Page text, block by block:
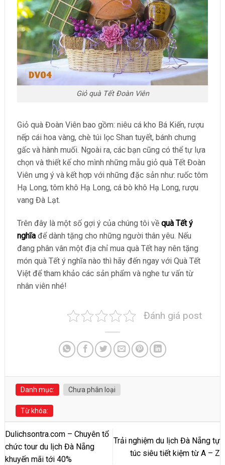
Giỏ quà Tết Đoàn Viên
Giỏ quà Đoàn Viên bao gồm: niêu cá kho Bá Kiến, rượu
nếp cái hoa vàng, chè túi lọc Shan tuyết, bánh chưng
gấc và hành muối. Ngoài ra, các bạn cũng có thể tự lựa
chọn và thiết kế cho mình những mẫu giỏ quà Tết Đoàn
Viên ưng ý và kết hợp với những đặc sản như: ruốc tôm
Hạ Long, tôm khô Hạ Long, cá bò khô Hạ Long, rượu
vang Đà Lạt.
Trên đây là một số gợi ý của chúng tôi về quà Tết ý
nghĩađể dành tặng cho những người thân yêu. Nếu
đang phân vân một địa chỉ mua quà Tết hay nên tặng
món quà Tết ý nghĩa nào thì hãy đến ngay với Quà Tết
Việt để tham khảo các sản phẩm và nghe tư vấn từ
nhân viên nhé!
Đánh giá post
Danh mục: Chưa phân loại
Từ khóa:
Dulichsontra.com – Chuyên tổ
chức tour du lịch Đà Nẵng
khuyến mãi tới 40%
Trải nghiệm du lịch Đà Nẵng tự
túc siêu tiết kiệm từ A – Z